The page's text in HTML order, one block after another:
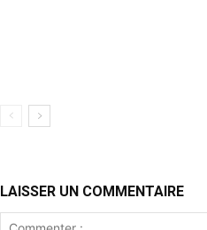
LAISSER UN COMMENTAIRE